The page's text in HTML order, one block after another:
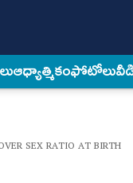
ఆధ్యాత్మికంఫోటోలు
SEX RATIO AT BIRTH